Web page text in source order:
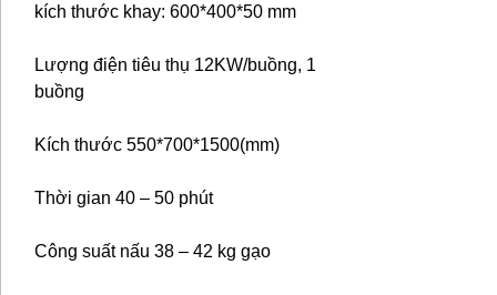
kích thước khay: 600*400*50 mm
Lượng điện tiêu thụ 12KW/buồng, 1
buồng
Kích thước 550*700*1500(mm)
Thời gian 40 – 50 phút
Công suất nấu 38 – 42 kg gạo